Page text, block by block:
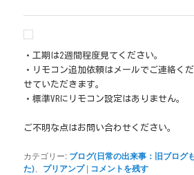
・工期は2週間程度見てください。
・リモコン追加依頼はメールでご連絡く
せていただきます。
・標準VRにリモコン設定はありません。
ご不明な点はお問い合わせください。
カテゴリー: ブログ(日常の出来事：旧ブログ
た)
プリアンプ | コメントを残す